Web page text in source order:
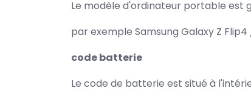
Le modèle d'ordinateur portable est
par exemple Samsung Galaxy Z Flip4
code batterie
Le code de batterie est situé à